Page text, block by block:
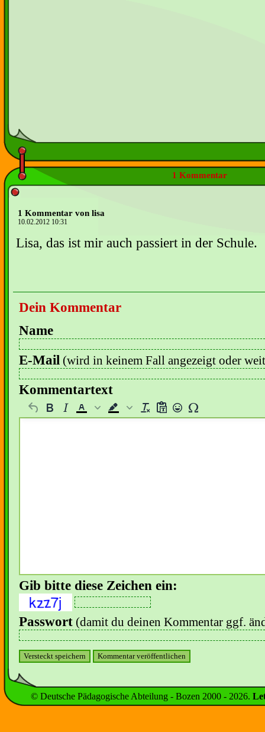
1 Kommentar
1 Kommentar von lisa
10.02.2012 10:31
Lisa, das ist mir auch passiert in der Schule.
Dein Kommentar
Name
E-Mail (wird in keinem Fall angezeigt oder
Kommentartext
Gib bitte diese Zeichen ein:
Passwort (damit du deinen Kommentar ggf.
© Deutsche Pädagogische Abteilung - Bozen 2000 - 2026.